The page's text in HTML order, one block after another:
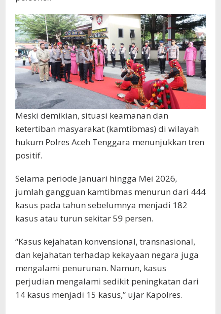
Meski demikian, situasi keamanan dan
ketertiban masyarakat (kamtibmas) di wilayah
hukum Polres Aceh Tenggara menunjukkan tren
positif.
Selama periode Januari hingga Mei 2026,
jumlah gangguan kamtibmas menurun dari 444
kasus pada tahun sebelumnya menjadi 182
kasus atau turun sekitar 59 persen.
“Kasus kejahatan konvensional, transnasional,
dan kejahatan terhadap kekayaan negara juga
mengalami penurunan. Namun, kasus
perjudian mengalami sedikit peningkatan dari
14 kasus menjadi 15 kasus,” ujar Kapolres.